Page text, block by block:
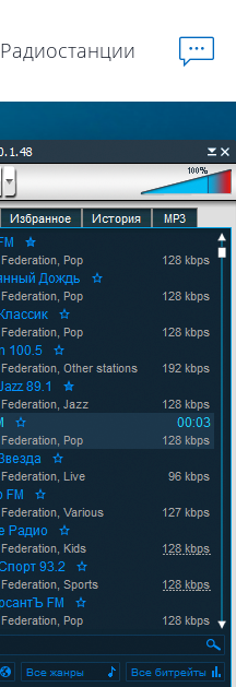
Радиостанции